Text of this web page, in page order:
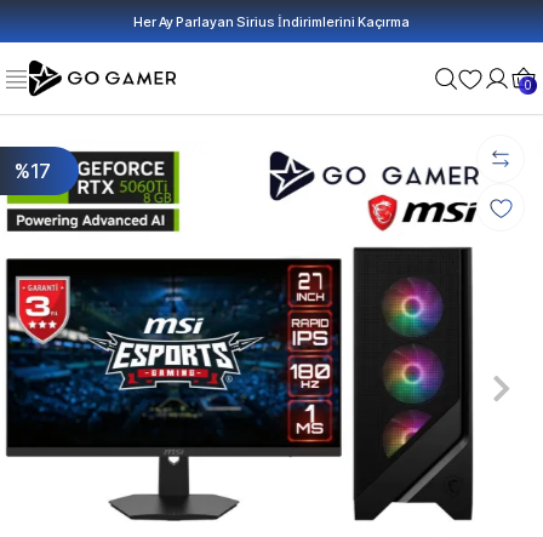
Her Ay Parlayan Sirius İndirimlerini Kaçırma
0
%17